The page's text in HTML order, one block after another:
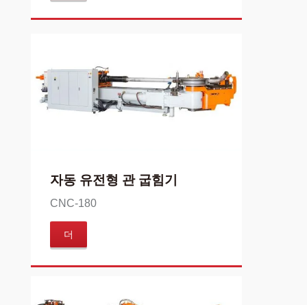
자동 유전형 관 굽힘기
CNC-180
더